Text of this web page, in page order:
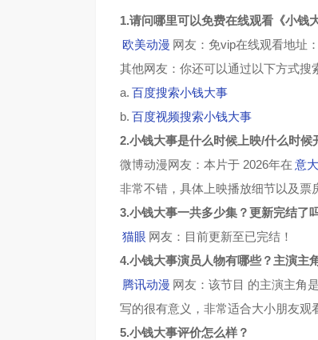
1.请问哪里可以免费在线观看《小钱
欧美动漫 网友：免vip在线观看地址：
其他网友：你还可以通过以下方式搜
a. 百度搜索小钱大事
b. 百度视频搜索小钱大事
2.小钱大事是什么时候上映/什么时候
微博动漫网友：本片于 2026年在 意
非常不错，具体上映播放细节以及票
3.小钱大事一共多少集？更新完结了
猫眼 网友：目前更新至已完结！
4.小钱大事演员人物有哪些？主演主
腾讯动漫 网友：该节目 的主演主角是
写的很有意义，非常适合大小朋友观
5.小钱大事评价怎么样？